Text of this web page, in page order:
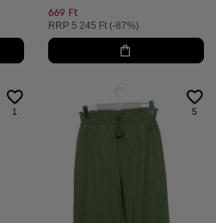
669 Ft
Ajánlott ár:
RRP 5 245 Ft (-87%)
1 5